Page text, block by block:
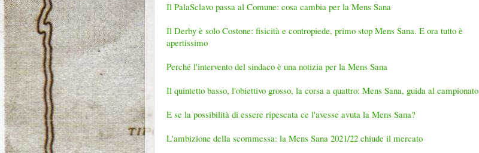
Il PalaSclavo passa al Comune: cosa cambia per la Mens Sana
Il Derby è solo Costone: fisicità e contropiede, primo stop Mens Sana. E ora tutto è
apertissimo
Perché l'intervento del sindaco è una notizia per la Mens Sana
Il quintetto basso, l'obiettivo grosso, la corsa a quattro: Mens Sana, guida al campionato
E se la possibilità di essere ripescata ce l'avesse avuta la Mens Sana?
L'ambizione della scommessa: la Mens Sana 2021/22 chiude il mercato